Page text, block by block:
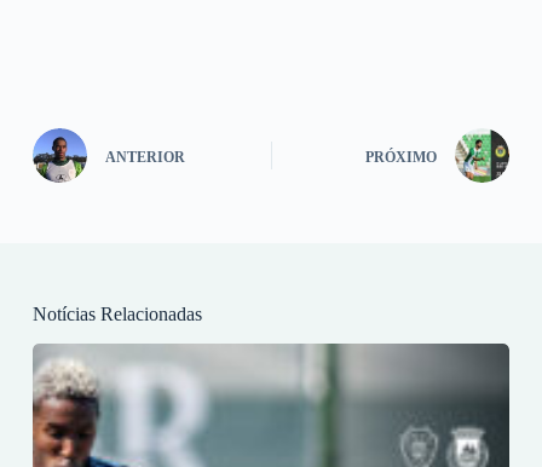
ANTERIOR PRÓXIMO
Notícias Relacionadas